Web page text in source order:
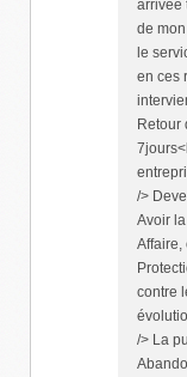
arrivée
de
le
en ces
Retour
/>
Avoir
Affaire,
contre
/> La